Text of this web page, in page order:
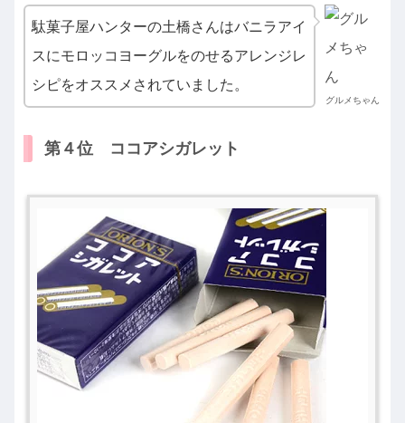
グルメちゃん
駄菓子屋ハンターの土橋さんはバニラアイ
スにモロッコヨーグルをのせるアレンジレ
シピをオススメされていました。
第４位 ココアシガレット